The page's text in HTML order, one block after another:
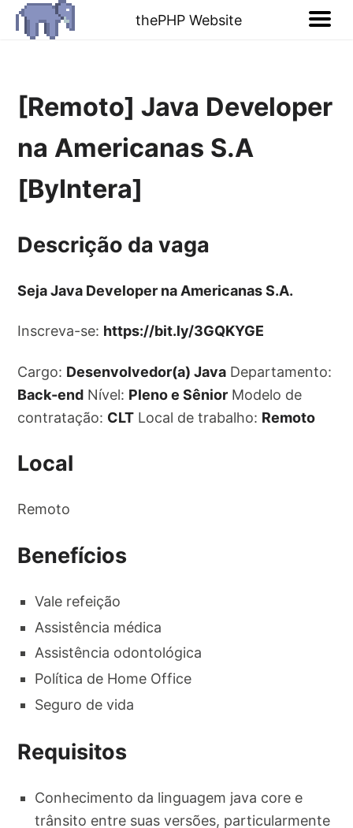
thePHP Website
[Remoto] Java Developer
na Americanas S.A
[ByIntera]
Descrição da vaga
Seja Java Developer na Americanas S.A.
Inscreva-se: https://bit.ly/3GQKYGE
Cargo: Desenvolvedor(a) Java Departamento:
Back-end Nível: Pleno e Sênior Modelo de
contratação: CLT Local de trabalho: Remoto
Local
Remoto
Benefícios
Vale refeição
Assistência médica
Assistência odontológica
Política de Home Office
Seguro de vida
Requisitos
Conhecimento da linguagem java core e
trânsito entre suas versões, particularmente